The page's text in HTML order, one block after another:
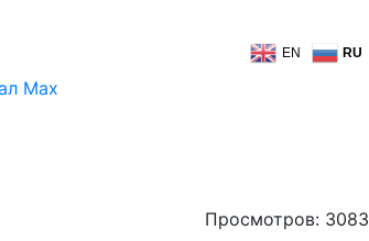
EN RU
Просмотров: 3083